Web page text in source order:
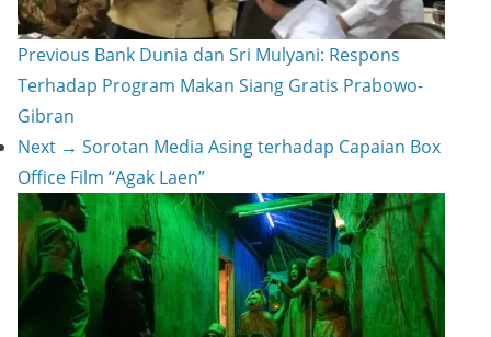
Previous Bank Dunia dan Sri Mulyani: Respons
Terhadap Program Makan Siang Gratis Prabowo-
Gibran
Next → Sorotan Media Asing terhadap Capaian Box
Office Film “Agak Laen”